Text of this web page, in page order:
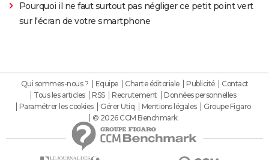
Pourquoi il ne faut surtout pas négliger ce petit point vert
sur l'écran de votre smartphone
Qui sommes-nous ? Equipe Charte éditoriale Publicité
Contact
Tous les articles
RSS Recrutement
Données personnelles
Paramétrer les cookies
Gérer Utiq Mentions légales
Groupe Figaro
© 2026 CCM Benchmark